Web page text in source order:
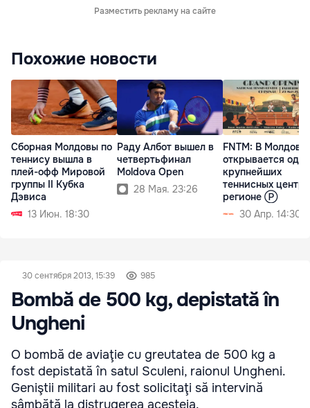
Разместить рекламу на сайте
Похожие новости
Сборная Молдовы по
теннису вышла в
плей-офф Мировой
группы II Кубка
Дэвиса
13 Июн. 18:30
Раду Албот вышел в
четвертьфинал
Moldova Open
28 Мая. 23:26
FNTM: В Молдове
открывается
крупнейших
теннисных
регионе Ⓟ
30 Апр. 14:30
30 сентября 2013, 15:39 985
Bombă de 500 kg, depistată în
Ungheni
O bombă de aviaţie cu greutatea de 500 kg a
fost depistată în satul Sculeni, raionul Ungheni.
Geniştii militari au fost solicitaţi să intervină
sâmbătă la distrugerea acesteia.